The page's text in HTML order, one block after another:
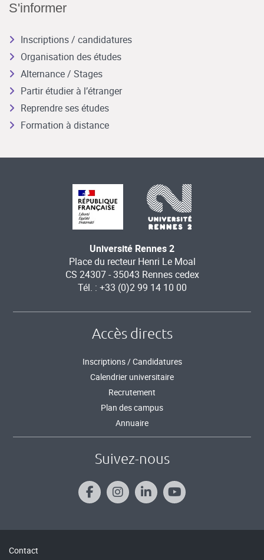
S'informer
Inscriptions / candidatures
Organisation des études
Alternance / Stages
Partir étudier à l’étranger
Reprendre ses études
Formation à distance
Université Rennes 2
Place du recteur Henri Le Moal
CS 24307 - 35043 Rennes cedex
Tél. : +33 (0)2 99 14 10 00
Accès directs
Inscriptions / Candidatures
Calendrier universitaire
Recrutement
Plan des campus
Annuaire
Suivez-nous
Contact